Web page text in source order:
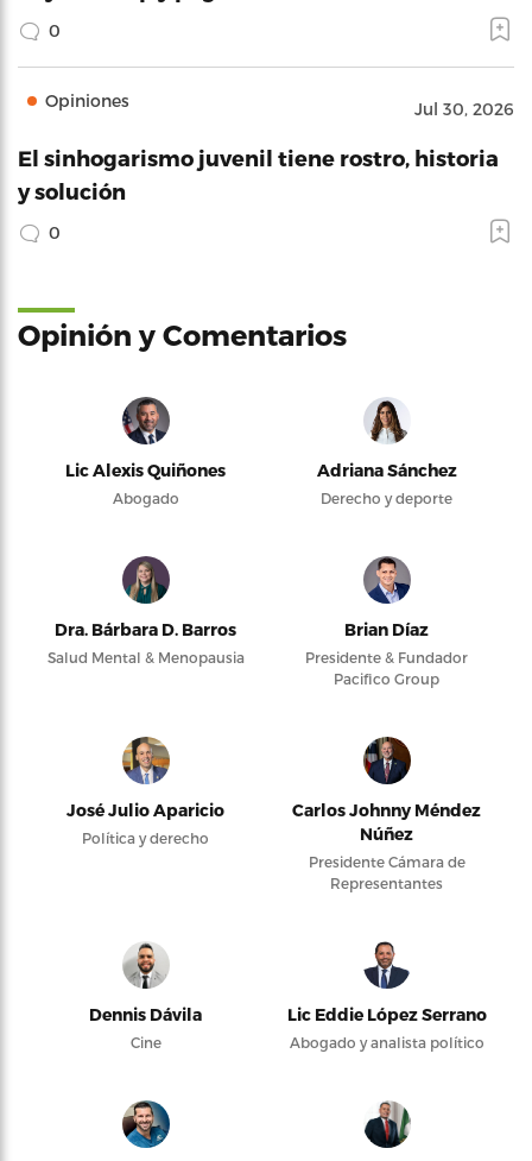
0
Opiniones Jul 30, 2026
El sinhogarismo juvenil tiene rostro, historia
y solución
0
Opinión y Comentarios
Lic Alexis Quiñones
Abogado
Adriana Sánchez
Derecho y deporte
Dra. Bárbara D. Barros
Salud Mental & Menopausia
Brian Díaz
Presidente & Fundador
Pacifico Group
José Julio Aparicio
Política y derecho
Carlos Johnny Méndez
Núñez
Presidente Cámara de
Representantes
Dennis Dávila
Cine
Lic Eddie López Serrano
Abogado y analista político